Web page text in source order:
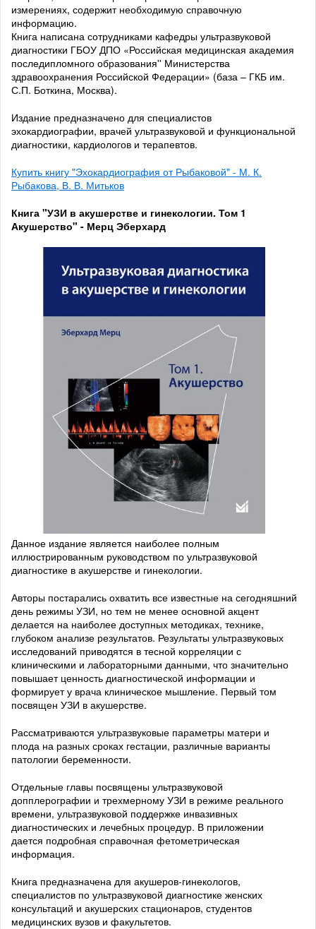
измерениях, содержит необходимую справочную
информацию.
Книга написана сотрудниками кафедры ультразвуковой
диагностики ГБОУ ДПО «Российская медицинская академия
последипломного образования'' Министерства
здравоохранения Российской Федерации» (база – ГКБ им.
С.П. Боткина, Москва).
Издание предназначено для специалистов
эхокардиографии, врачей ультразвуковой и функциональной
диагностики, кардиологов и терапевтов.
Купить книгу "Эхокардиография от Рыбаковой" - М. К.
Рыбакова, В. В. Митьков
Книга "УЗИ в акушерстве и гинекологии. Том 1
Акушерство" - Мерц Эберхард
Данное издание является наиболее полным
иллюстрированным руководством по ультразвуковой
диагностике в акушерстве и гинекологии.
Авторы постарались охватить все известные на сегодняшний
день режимы УЗИ, но тем не менее основной акцент
делается на наиболее доступных методиках, технике,
глубоком анализе результатов. Результаты ультразвуковых
исследований приводятся в тесной корреляции с
клиническими и лабораторными данными, что значительно
повышает ценность диагностической информации и
формирует у врача клиническое мышление. Первый том
посвящен УЗИ в акушерстве.
Рассматриваются ультразвуковые параметры матери и
плода на разных сроках гестации, различные варианты
патологии беременности.
Отдельные главы посвящены ультразвуковой
допплерографии и трехмерному УЗИ в режиме реального
времени, ультразвуковой поддержке инвазивных
диагностических и лечебных процедур. В приложении
дается подробная справочная фетометрическая
информация.
Книга предназначена для акушеров-гинекологов,
специалистов по ультразвуковой диагностике женских
консультаций и акушерских стационаров, студентов
медицинских вузов и факультетов.